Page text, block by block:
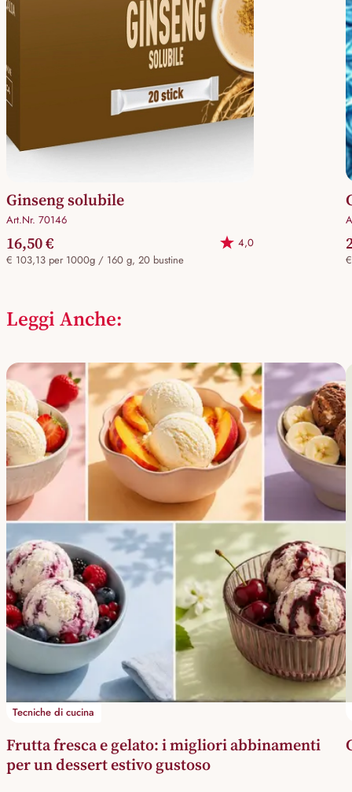
Ginseng solubile
Art.Nr. 70146
16,50 €
4,0
€ 103,13 per 1000g / 160 g, 20 bustine
Leggi Anche:
Tecniche di cucina
Frutta fresca e gelato: i migliori abbinamenti
per un dessert estivo gustoso